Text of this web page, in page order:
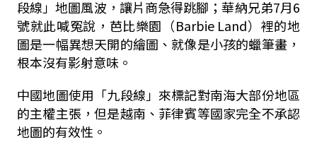
段線」地圖風波，讓片商急得跳腳；華納兄弟7月6
號就此喊冤說，芭比樂園（Barbie Land）裡的地
圖是一幅異想天開的繪圖、就像是小孩的蠟筆畫，
根本沒有影射意味。
中國地圖使用「九段線」來標記對南海大部份地區
的主權主張，但是越南、菲律賓等國家完全不承認
地圖的有效性。